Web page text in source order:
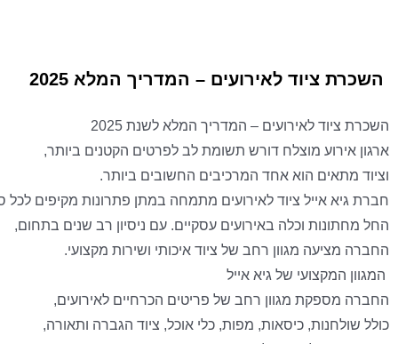
השכרת ציוד לאירועים – המדריך המלא 2025
ארגון אירוע מוצלח דורש תשומת לב לפרטים הקטנים ביותר,
וציוד מתאים הוא אחד המרכיבים החשובים ביותר.
חברת גיא אייל ציוד לאירועים מתמחה במתן פתרונות מקיפים לכל
החל מחתונות וכלה באירועים עסקיים. עם ניסיון רב שנים בתחום,
החברה מציעה מגוון רחב של ציוד איכותי ושירות מקצועי.
המגוון המקצועי של גיא אייל
החברה מספקת מגוון רחב של פריטים הכרחיים לאירועים,
כולל שולחנות, כיסאות, מפות, כלי אוכל, ציוד הגברה ותאורה,